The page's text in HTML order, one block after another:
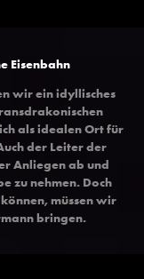
Eisenbahn
wir ein idyllisches
als idealen Ort für
der Leiter der
Anliegen ab und
zu nehmen. Doch
müssen wir
bringen.